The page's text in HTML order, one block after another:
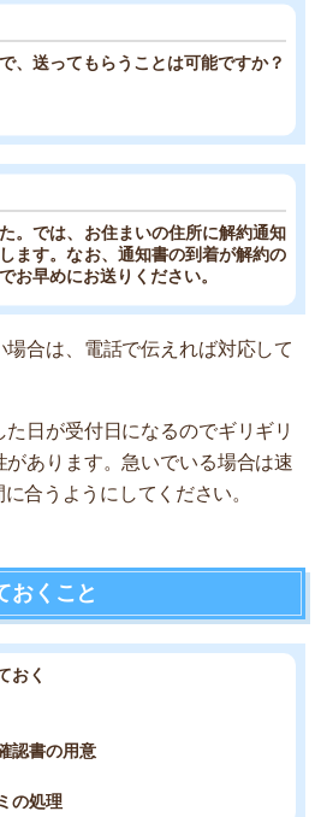
、送ってもらうことは可能ですか？
。では、お住まいの住所に解約通知
ます。なお、通知書の到着が解約の
お早めにお送りください。
合は、電話で伝えれば対応して
日が受付日になるのでギリギリ
あります。急いでいる場合は速
合うようにしてください。
おくこと
おく
認書の用意
の処理